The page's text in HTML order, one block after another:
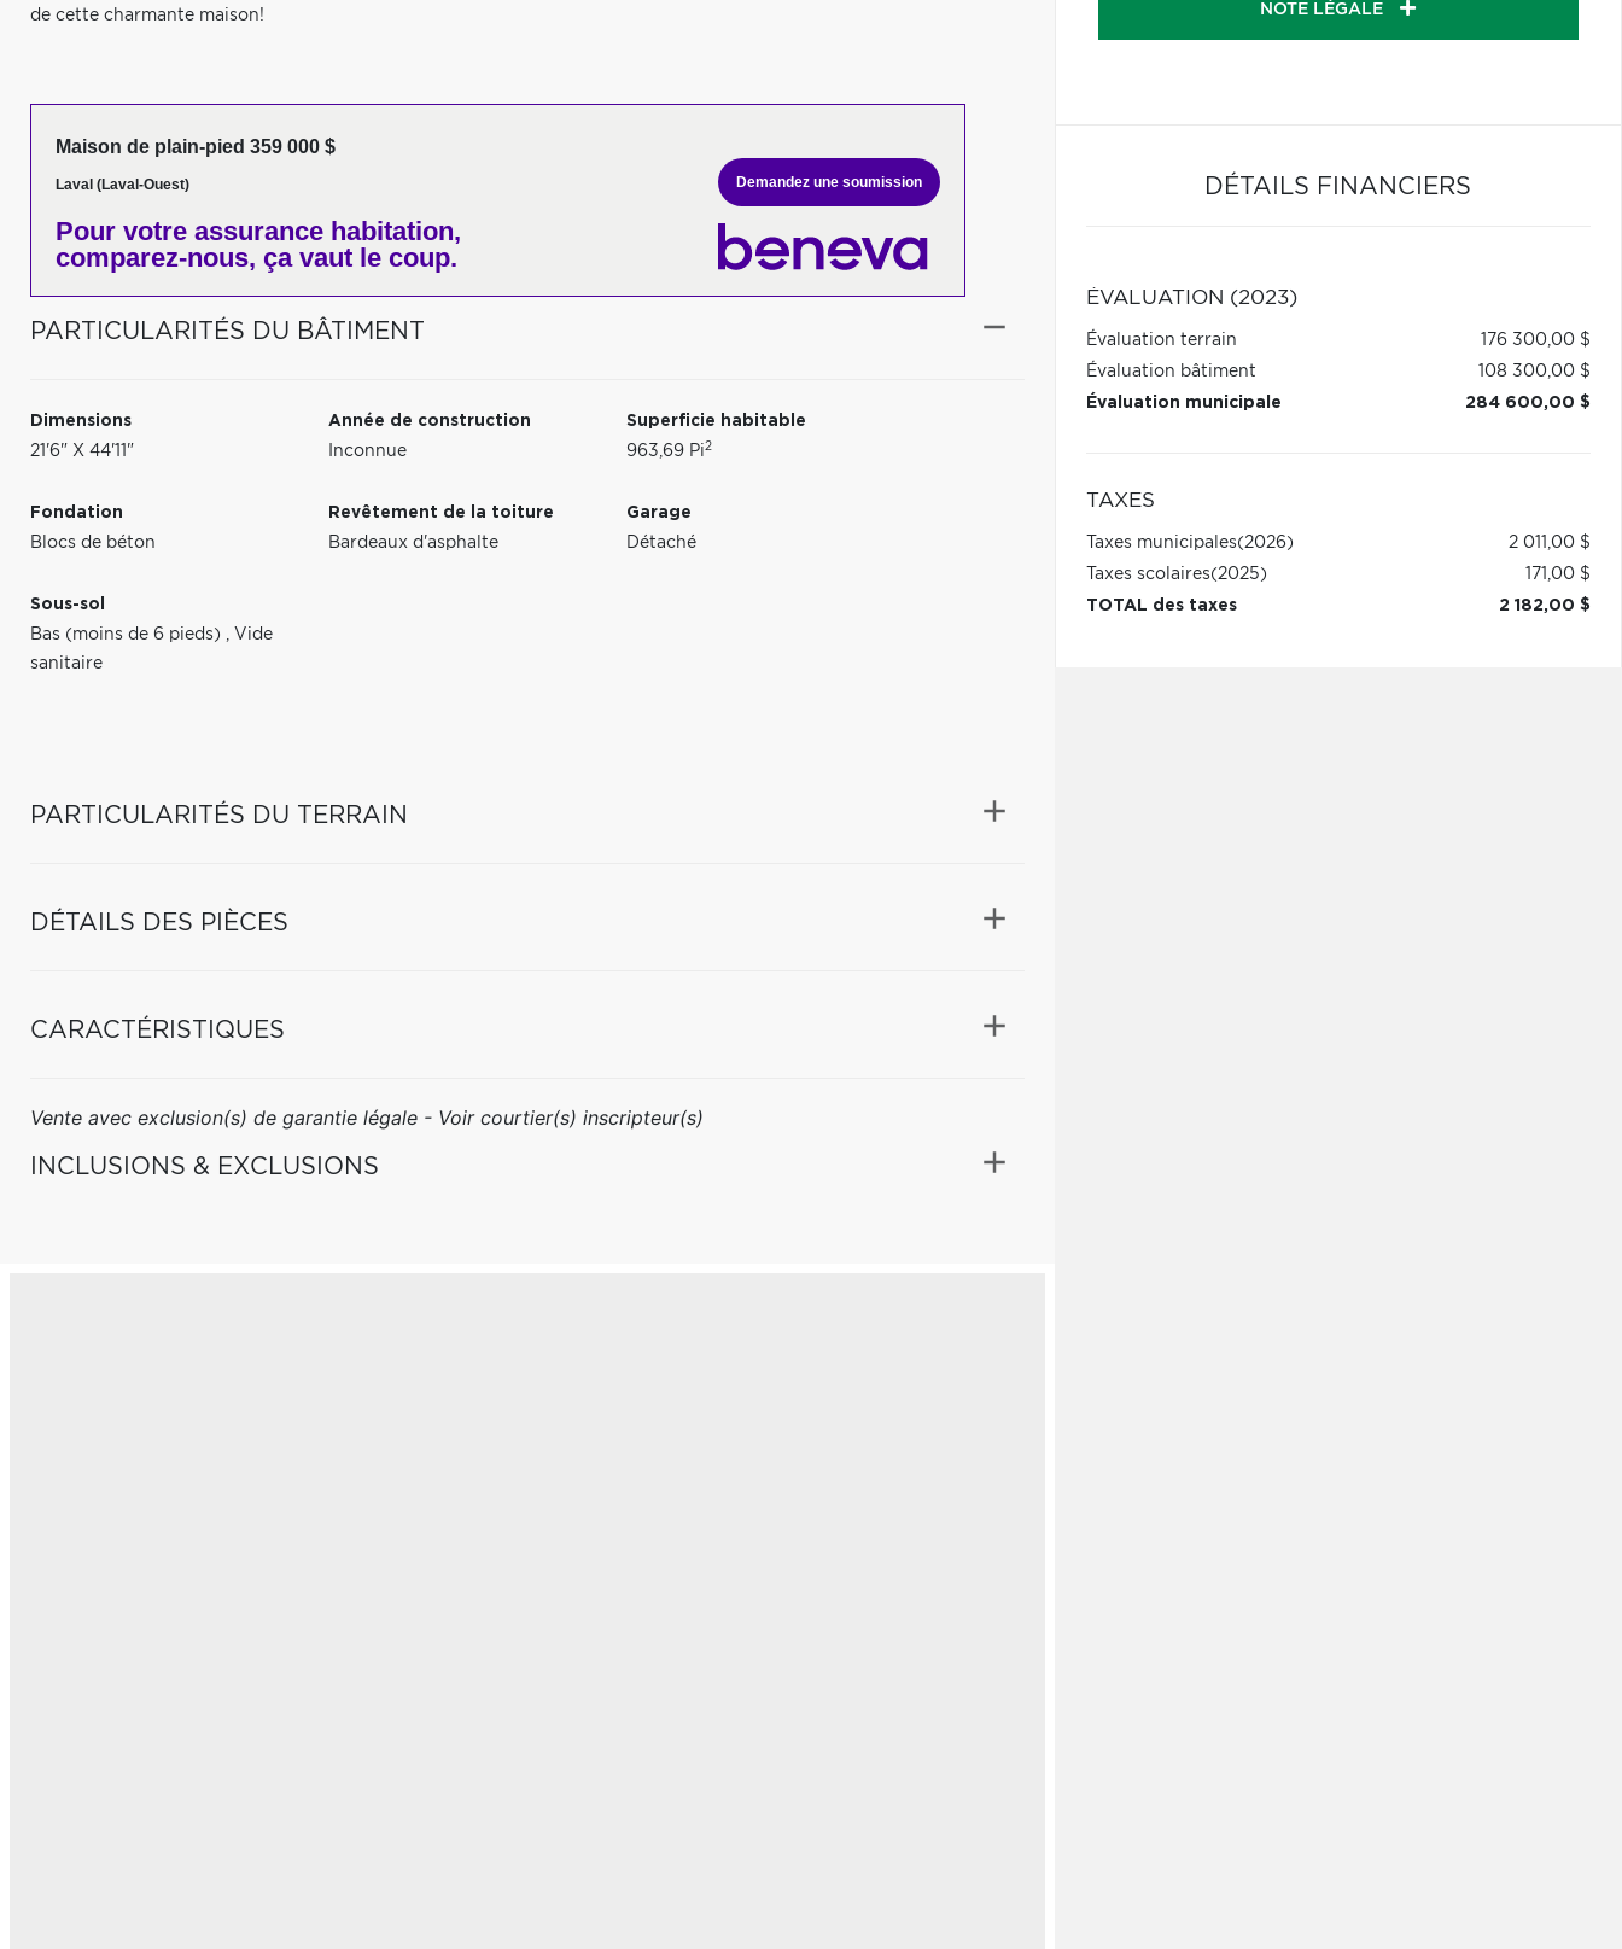
de cette charmante maison!
Maison de plain-pied 359 000 $
Laval (Laval-Ouest)
Pour votre assurance habitation,
comparez-nous, ça vaut le coup.
Demandez une soumission
PARTICULARITÉS DU BÂTIMENT
Dimensions
21'6" X 44'11"
Année de construction
Inconnue
Superficie habitable
963,69 Pi2
Fondation
Blocs de béton
Revêtement de la toiture
Bardeaux d'asphalte
Garage
Détaché
Sous-sol
Bas (moins de 6 pieds) , Vide
sanitaire
PARTICULARITÉS DU TERRAIN
DÉTAILS DES PIÈCES
CARACTÉRISTIQUES
Vente avec exclusion(s) de garantie légale - Voir courtier(s) inscripteur(s)
INCLUSIONS & EXCLUSIONS
NOTE LÉGALE
DÉTAILS FINANCIERS
ÉVALUATION (2023)
Évaluation terrain
176 300,00 $
Évaluation bâtiment
108 300,00 $
Évaluation municipale
284 600,00 $
TAXES
Taxes municipales(2026)
2 011,00 $
Taxes scolaires(2025)
171,00 $
TOTAL des taxes
2 182,00 $